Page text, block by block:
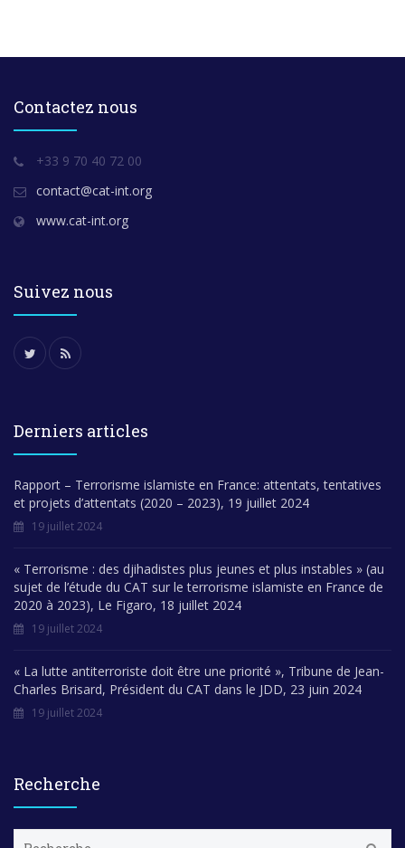
Contactez nous
+33 9 70 40 72 00
contact@cat-int.org
www.cat-int.org
Suivez nous
Derniers articles
Rapport – Terrorisme islamiste en France: attentats, tentatives
et projets d’attentats (2020 – 2023), 19 juillet 2024
19 juillet 2024
« Terrorisme : des djihadistes plus jeunes et plus instables » (au
sujet de l’étude du CAT sur le terrorisme islamiste en France de
2020 à 2023), Le Figaro, 18 juillet 2024
19 juillet 2024
« La lutte antiterroriste doit être une priorité », Tribune de Jean-
Charles Brisard, Président du CAT dans le JDD, 23 juin 2024
19 juillet 2024
Recherche